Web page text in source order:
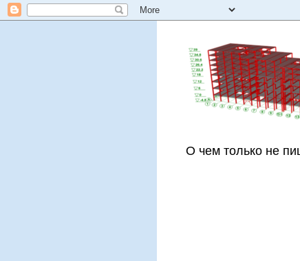
О чем только не